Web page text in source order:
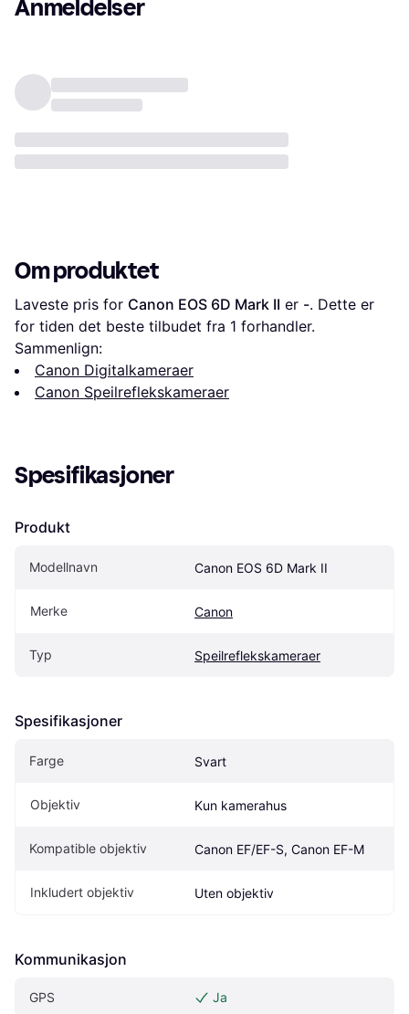
Anmeldelser
Om produktet
Laveste pris for Canon EOS 6D Mark II er -. Dette er
for tiden det beste tilbudet fra 1 forhandler.
Sammenlign:
Canon Digitalkameraer
Canon Speilreflekskameraer
Spesifikasjoner
Produkt
Modellnavn Canon EOS 6D Mark II
Merke Canon
Typ Speilreflekskameraer
Spesifikasjoner
Farge Svart
Objektiv Kun kamerahus
Kompatible objektiv Canon EF/EF-S, Canon EF-M
Inkludert objektiv Uten objektiv
Kommunikasjon
GPS Ja